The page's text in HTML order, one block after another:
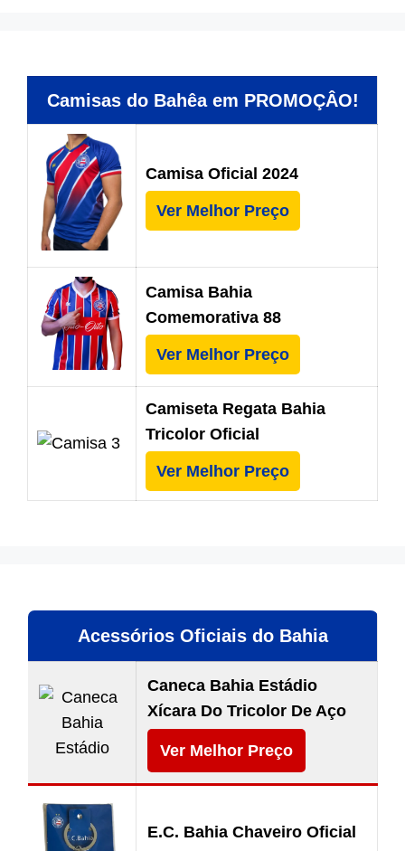
Camisas do Bahêa em PROMOÇÂO!
Camisa Oficial 2024
Ver Melhor Preço
Camisa Bahia
Comemorativa 88
Ver Melhor Preço
Camiseta Regata Bahia
Tricolor Oficial
Ver Melhor Preço
Acessórios Oficiais do Bahia
Caneca Bahia Estádio
Xícara Do Tricolor De Aço
Ver Melhor Preço
E.C. Bahia Chaveiro Oficial